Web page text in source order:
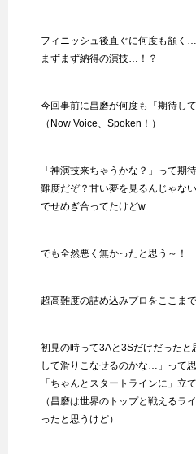
フィニッシュ後直ぐに何度も頷く…
まずまず納得の演技…！？
今回事前に昌磨が何度も「期待し
（Now Voice、Spoken！）
「神演技来ちゃうかな？」って期
難度だぞ？甘い夢を見るんじゃな
でせめぎ合ってたけどw
でも全然悪く無かったと思う～！
超高難度の詰め込みプロをここま
初見の時って3Aと3Sだけだったと
して滑りこなせるのかな…」って
「ちゃんとスタートラインに」立
（昌磨は世界のトップと戦えるラ
ったと思うけど）